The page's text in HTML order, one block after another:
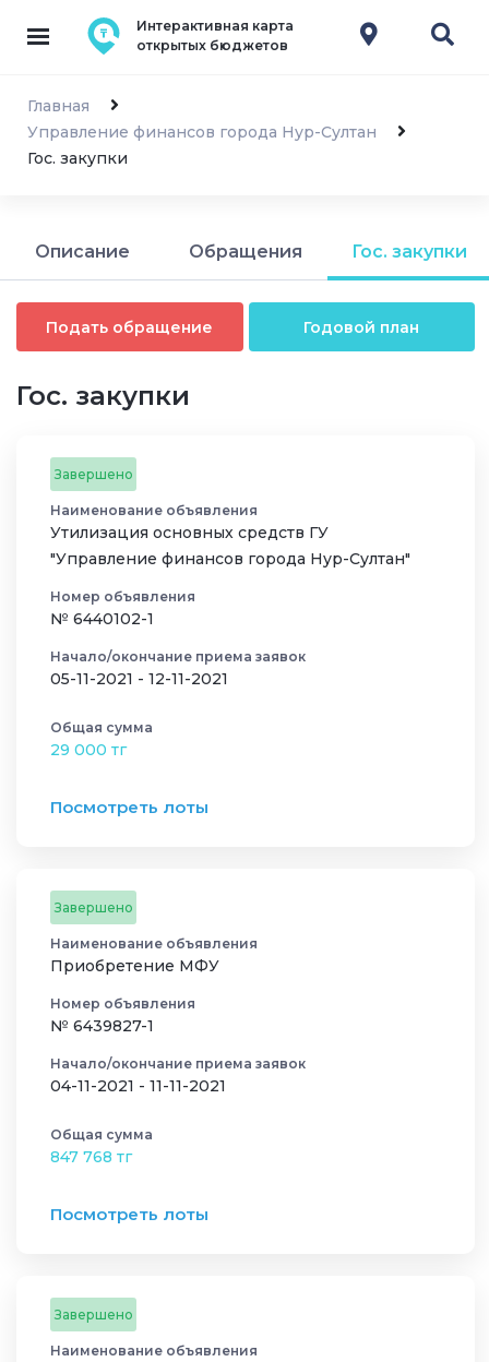
Интерактивная карта
открытых бюджетов
Главная
Управление финансов города Нур-Султан
Гос. закупки
Описание Обращения Гос. закупки
Подать обращение Годовой план
Гос. закупки
Завершено
Наименование объявления
Утилизация основных средств ГУ
"Управление финансов города Нур-Султан"
Номер объявления
№ 6440102-1
Начало/окончание приема заявок
05-11-2021 - 12-11-2021
Общая сумма
29 000 тг
Посмотреть лоты
Завершено
Наименование объявления
Приобретение МФУ
Номер объявления
№ 6439827-1
Начало/окончание приема заявок
04-11-2021 - 11-11-2021
Общая сумма
847 768 тг
Посмотреть лоты
Завершено
Наименование объявления